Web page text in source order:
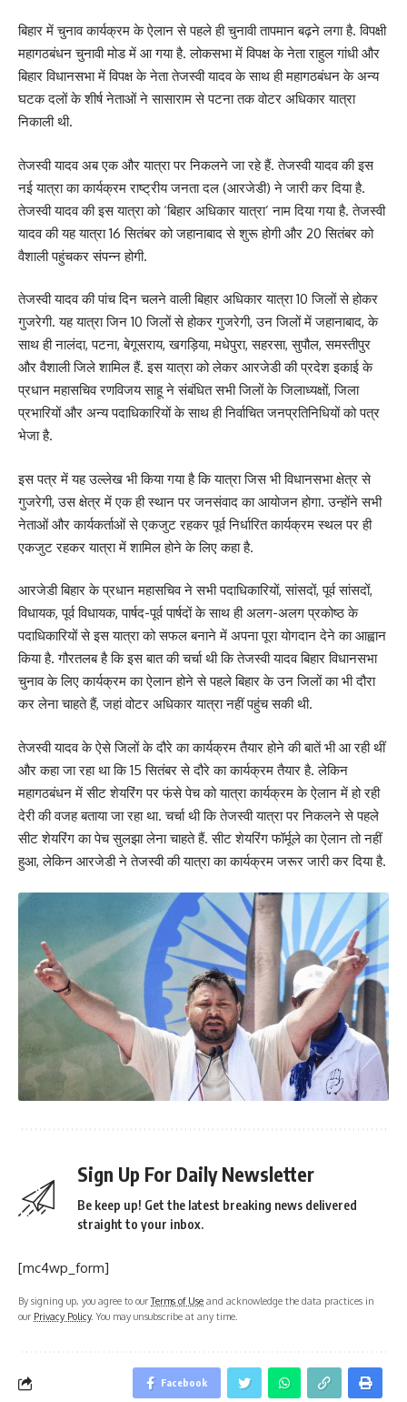
बिहार में चुनाव कार्यक्रम के ऐलान से पहले ही चुनावी तापमान बढ़ने लगा है. विपक्षी
महागठबंधन चुनावी मोड में आ गया है. लोकसभा में विपक्ष के नेता राहुल गांधी और
बिहार विधानसभा में विपक्ष के नेता तेजस्वी यादव के साथ ही महागठबंधन के अन्य
घटक दलों के शीर्ष नेताओं ने सासाराम से पटना तक वोटर अधिकार यात्रा
निकाली थी.
तेजस्वी यादव अब एक और यात्रा पर निकलने जा रहे हैं. तेजस्वी यादव की इस
नई यात्रा का कार्यक्रम राष्ट्रीय जनता दल (आरजेडी) ने जारी कर दिया है.
तेजस्वी यादव की इस यात्रा को ‘बिहार अधिकार यात्रा’ नाम दिया गया है. तेजस्वी
यादव की यह यात्रा 16 सितंबर को जहानाबाद से शुरू होगी और 20 सितंबर को
वैशाली पहुंचकर संपन्न होगी.
तेजस्वी यादव की पांच दिन चलने वाली बिहार अधिकार यात्रा 10 जिलों से होकर
गुजरेगी. यह यात्रा जिन 10 जिलों से होकर गुजरेगी, उन जिलों में जहानाबाद, के
साथ ही नालंदा, पटना, बेगूसराय, खगड़िया, मधेपुरा, सहरसा, सुपौल, समस्तीपुर
और वैशाली जिले शामिल हैं. इस यात्रा को लेकर आरजेडी की प्रदेश इकाई के
प्रधान महासचिव रणविजय साहू ने संबंधित सभी जिलों के जिलाध्यक्षों, जिला
प्रभारियों और अन्य पदाधिकारियों के साथ ही निर्वाचित जनप्रतिनिधियों को पत्र
भेजा है.
इस पत्र में यह उल्लेख भी किया गया है कि यात्रा जिस भी विधानसभा क्षेत्र से
गुजरेगी, उस क्षेत्र में एक ही स्थान पर जनसंवाद का आयोजन होगा. उन्होंने सभी
नेताओं और कार्यकर्ताओं से एकजुट रहकर पूर्व निर्धारित कार्यक्रम स्थल पर ही
एकजुट रहकर यात्रा में शामिल होने के लिए कहा है.
आरजेडी बिहार के प्रधान महासचिव ने सभी पदाधिकारियों, सांसदों, पूर्व सांसदों,
विधायक, पूर्व विधायक, पार्षद-पूर्व पार्षदों के साथ ही अलग-अलग प्रकोष्ठ के
पदाधिकारियों से इस यात्रा को सफल बनाने में अपना पूरा योगदान देने का आह्वान
किया है. गौरतलब है कि इस बात की चर्चा थी कि तेजस्वी यादव बिहार विधानसभा
चुनाव के लिए कार्यक्रम का ऐलान होने से पहले बिहार के उन जिलों का भी दौरा
कर लेना चाहते हैं, जहां वोटर अधिकार यात्रा नहीं पहुंच सकी थी.
तेजस्वी यादव के ऐसे जिलों के दौरे का कार्यक्रम तैयार होने की बातें भी आ रही थीं
और कहा जा रहा था कि 15 सितंबर से दौरे का कार्यक्रम तैयार है. लेकिन
महागठबंधन में सीट शेयरिंग पर फंसे पेच को यात्रा कार्यक्रम के ऐलान में हो रही
देरी की वजह बताया जा रहा था. चर्चा थी कि तेजस्वी यात्रा पर निकलने से पहले
सीट शेयरिंग का पेच सुलझा लेना चाहते हैं. सीट शेयरिंग फॉर्मूले का ऐलान तो नहीं
हुआ, लेकिन आरजेडी ने तेजस्वी की यात्रा का कार्यक्रम जरूर जारी कर दिया है.
Sign Up For Daily Newsletter
Be keep up! Get the latest breaking news delivered
straight to your inbox.
[mc4wp_form]
By signing up, you agree to ourTerms of Use and acknowledge the data practices in
our Privacy Policy. You may unsubscribe at any time.
Facebook